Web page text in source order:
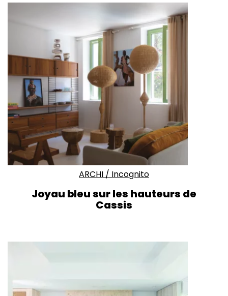
ARCHI / Incognito
Joyau bleu sur les hauteurs de
Cassis